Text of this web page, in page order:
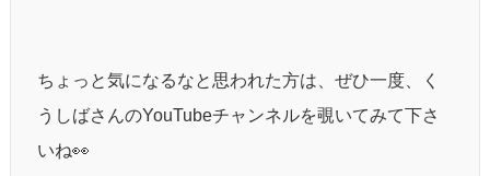
ちょっと気になるなと思われた方は、ぜひ一度、く
うしばさんのYouTubeチャンネルを覗いてみて下さ
いね👀